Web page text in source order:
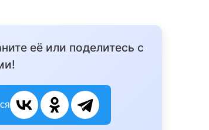
её или поделитесь с